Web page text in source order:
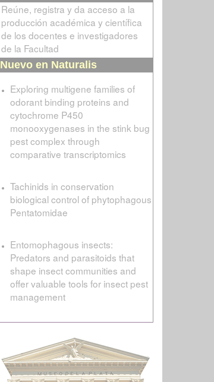
Reúne, registra y da acceso a la
producción académica y científica
de los docentes e investigadores
de la Facultad
Nuevo en Naturalis
Exploring multigene families of
odorant binding proteins and
cytochrome P450
monooxygenases in the stink bug
pest complex through
comparative transcriptomics
Tachinids in conservation
biological control of phytophagous
Pentatomidae
Entomophagous insects:
Predators and parasitoids that
shape insect communities and
offer valuable tools for insect pest
management